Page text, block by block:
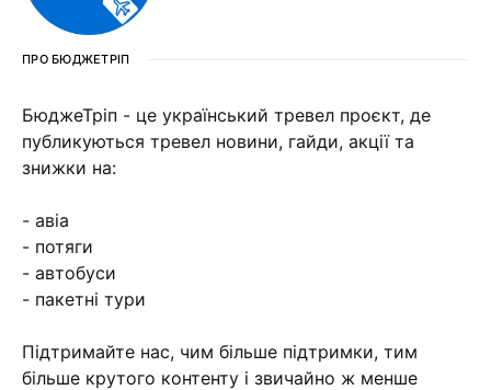
ПРО БЮДЖЕТРІП
БюджеТріп - це український тревел проєкт, де
публикуються тревел новини, гайди, акції та
знижки на:
- авіа
- потяги
- автобуси
- пакетні тури
Підтримайте нас, чим більше підтримки, тим
більше крутого контенту і звичайно ж менше